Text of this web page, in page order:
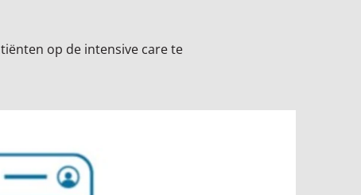
op de intensive care te